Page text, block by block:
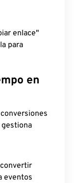
enlace"
para
en
gestiona
eventos